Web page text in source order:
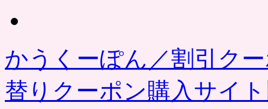
かうくーぽん／割引ク
替りクーポン購入サイ